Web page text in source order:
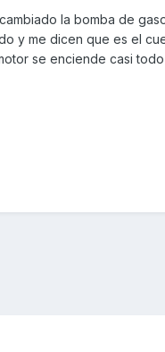
la bomba de
y me dicen que es el
se enciende casi